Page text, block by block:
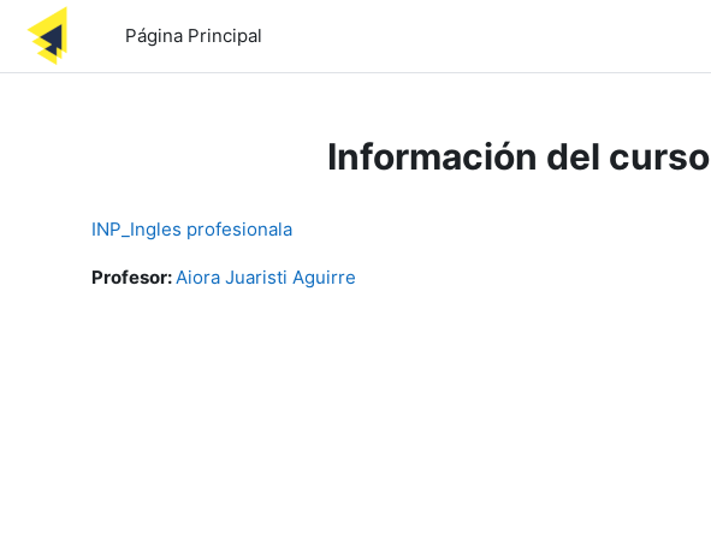
Salta al contenido principal
Página Principal
Información del curso
INP_Ingles profesionala
Profesor:Aiora Juaristi Aguirre